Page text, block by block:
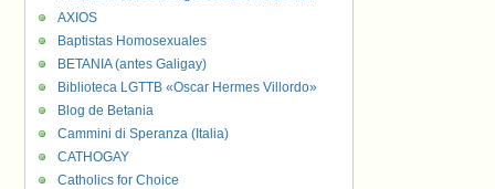
AXIOS
Baptistas Homosexuales
BETANIA (antes Galigay)
Biblioteca LGTTB «Oscar Hermes Villordo»
Blog de Betania
Cammini di Speranza (Italia)
CATHOGAY
Catholics for Choice